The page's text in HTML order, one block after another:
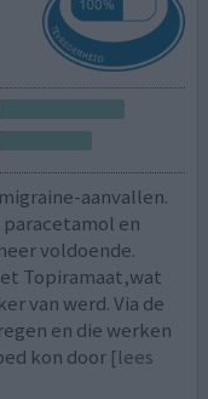
aanvallen.
en
voldoende.
Topiramaat,wat
van werd. Via de
en die werken
kon door [lees